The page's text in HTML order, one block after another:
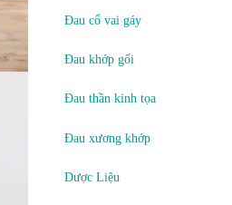
Đau cổ vai gáy
Đau khớp gối
Đau thần kinh tọa
Đau xương khớp
Dược Liệu